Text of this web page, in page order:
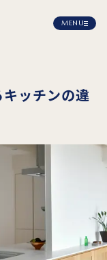
MENU
ッチンの違